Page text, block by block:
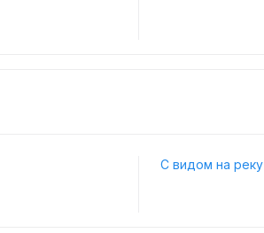
С видом на реку